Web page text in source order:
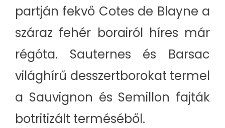
partján fekvő Cotes de Blayne a
száraz fehér borairól híres már
régóta. Sauternes és Barsac
világhírű desszertborokat termel
a Sauvignon és Semillon fajták
botritizált terméséből.